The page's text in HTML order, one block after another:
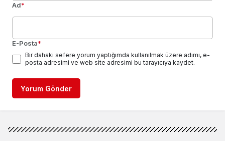
Ad*
E-Posta*
Bir dahaki sefere yorum yaptığımda kullanılmak üzere adımı, e-
posta adresimi ve web site adresimi bu tarayıcıya kaydet.
Yorum Gönder